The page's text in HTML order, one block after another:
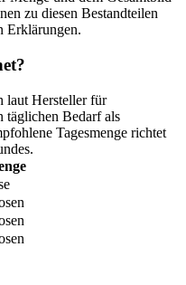
zu diesen Bestandteilen
Erklärungen.
laut Hersteller für
täglichen Bedarf als
Tagesmenge richtet